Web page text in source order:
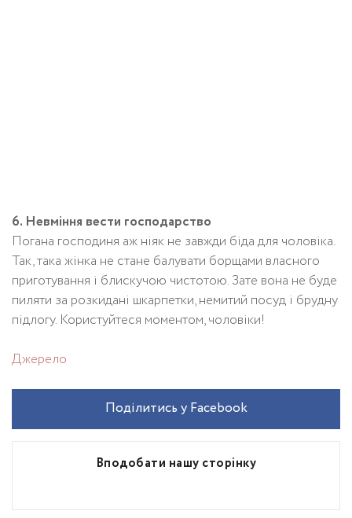
6. Невміння вести господарство
Погана господиня аж ніяк не завжди біда для чоловіка.
Так, така жінка не стане балувати борщами власного
приготування і блискучою чистотою. Зате вона не буде
пиляти за розкидані шкарпетки, немитий посуд і брудну
підлогу. Користуйтеся моментом, чоловіки!
Джерело
Вподобати нашу сторінку
Поділитись у Facebook